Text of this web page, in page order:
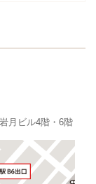
月ビル4階・6階